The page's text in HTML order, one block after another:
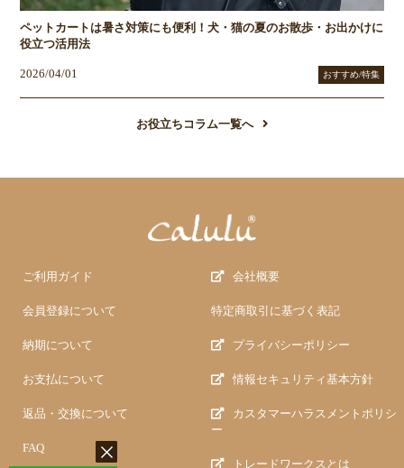
ペットカートは暑さ対策にも便利！犬・猫の夏のお散歩・お出かけに
役立つ活用法
2026/04/01 おすすめ/特集
お役立ちコラム一覧へ
ご利用ガイド
会員登録について
納期について
お支払について
返品・交換について
FAQ
会社概要
特定商取引に基づく表記
プライバシーポリシー
情報セキュリティ基本方針
カスタマーハラスメントポリシ
ー
トレードワークスとは